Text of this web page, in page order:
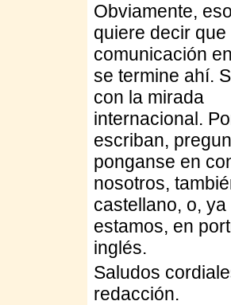
Obviamente,
quiere decir que
comunicación
se termine ahí.
con la mirada
internacional.
escriban,
ponganse en
nosotros,
castellano, o, ya
estamos, en
inglés.
Saludos
redacción.